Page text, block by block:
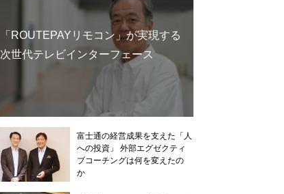
「ROUTEPAYリモコン」が実現する
次世代テレビインターフェース
富士通の経営成果を支えた「人
への投資」 外部エグゼクティ
ブコーチングは何を変えたの
か